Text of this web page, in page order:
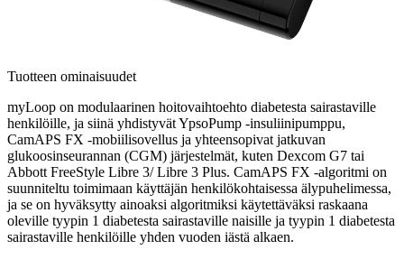
Tuotteen ominaisuudet
myLoop on modulaarinen hoitovaihtoehto diabetesta sairastaville
henkilöille, ja siinä yhdistyvät YpsoPump -insuliinipumppu,
CamAPS FX -mobiilisovellus ja yhteensopivat jatkuvan
glukoosinseurannan (CGM) järjestelmät, kuten Dexcom G7 tai
Abbott FreeStyle Libre 3/ Libre 3 Plus. CamAPS FX -algoritmi on
suunniteltu toimimaan käyttäjän henkilökohtaisessa älypuhelimessa,
ja se on hyväksytty ainoaksi algoritmiksi käytettäväksi raskaana
oleville tyypin 1 diabetesta sairastaville naisille ja tyypin 1 diabetesta
sairastaville henkilöille yhden vuoden iästä alkaen.